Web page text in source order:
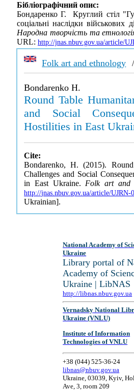
Бібліографічний опис:
Бондаренко Г. Круглий стіл
соціальні наслідки військових
Народна творчість та
URL: http://jnas.nbuv.gov.ua/article/
Folk art and ethnology
Bondarenko H.
Round Table
and Social
Hostilities in East
Cite:
Bondarenko, H. (2015).
Challenges and Social
in East Ukraine. Folk art and
http://jnas.nbuv.gov.ua/article/UJRN-
Ukrainian].
National Academy of
Ukraine
Library portal of
Academy of
Ukraine | LibNAS
http://libnas.nbuv.gov.ua
Vernadsky National
Ukraine (VNLU)
Institute of Information
Technologies of VNLU
+38 (044) 525-36-24
libnas@nbuv.gov.ua
Ukraine, 03039, Kyiv,
Ave, 3, room 209